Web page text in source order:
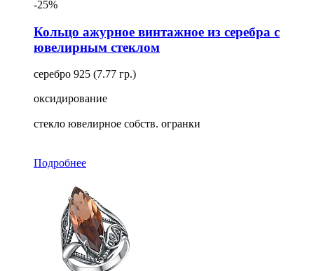
-25%
Кольцо ажурное винтажное из серебра с
ювелирным стеклом
серебро 925 (7.77 гр.)
оксидирование
стекло ювелирное собств. огранки
Подробнее